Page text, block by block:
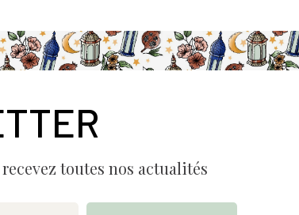
toutes nos actualités